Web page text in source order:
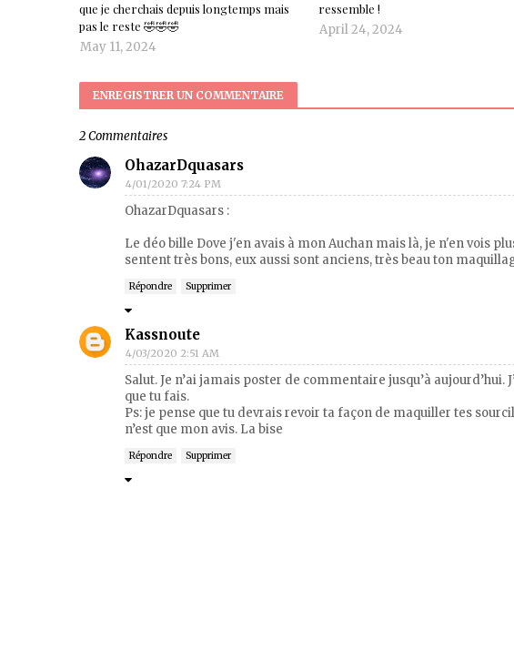
que je cherchais depuis longtemps mais
pas le reste 🤣🤣🤣
May 11, 2024
ressemble !
April 24, 2024
ENREGISTRER UN COMMENTAIRE
2 Commentaires
OhazarDquasars
4/01/2020 7:24 PM
OhazarDquasars :
Le déo bille Dove j'en avais à mon Auchan mais là, je n'en vois
sentent très bons, eux aussi sont anciens, très beau ton
Répondre Supprimer
Kassnoute
4/03/2020 2:51 AM
Salut. Je n’ai jamais poster de commentaire jusqu’à aujourd’hui.
que tu fais.
Ps: je pense que tu devrais revoir ta façon de maquiller tes
n’est que mon avis. La bise
Répondre Supprimer